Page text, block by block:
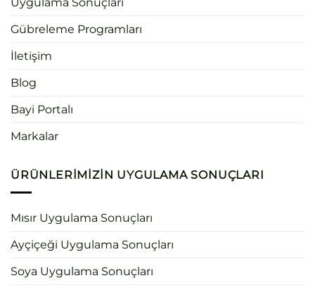
Gübreleme Programları
İletişim
Blog
Bayi Portalı
Markalar
ÜRÜNLERIMIZIN UYGULAMA SONUÇLARI
Mısır Uygulama Sonuçları
Ayçiçeği Uygulama Sonuçları
Soya Uygulama Sonuçları